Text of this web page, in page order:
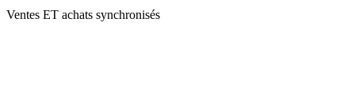
Ventes ET achats synchronisés